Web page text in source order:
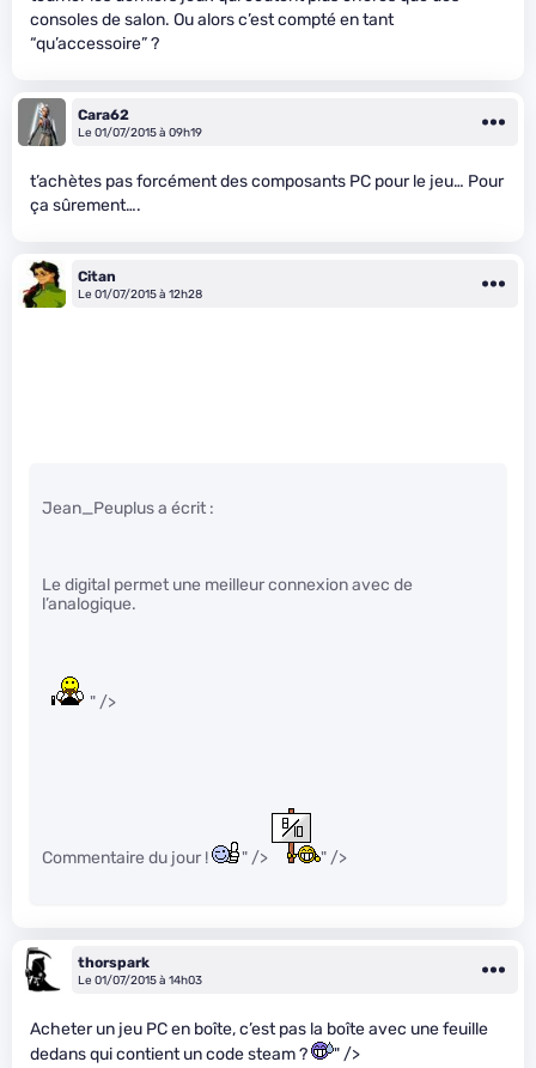
consoles de salon. Ou alors c’est compté en tant
“qu’accessoire” ?
Cara62
Le 01/07/2015 à 09h19
t’achètes pas forcément des composants PC pour le jeu… Pour
ça sûrement….
Citan
Le 01/07/2015 à 12h28
Jean_Peuplus a écrit :
Le digital permet une meilleur connexion avec de
l’analogique.
" />
Commentaire du jour ! " /> " />
thorspark
Le 01/07/2015 à 14h03
Acheter un jeu PC en boîte, c’est pas la boîte avec une feuille
dedans qui contient un code steam ?
" />